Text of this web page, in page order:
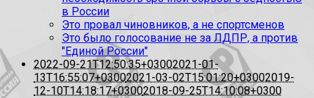
в России
Это провал чиновников, а не спортсменов
Это было голосование не за ЛДПР, а против
"Единой России"
2022-09-21T12:50:35+03002021-01-
13T16:55:07+03002021-03-02T15:01:20+03002019-
12-10T14:18:17+03002018-09-25T14:10:08+0300